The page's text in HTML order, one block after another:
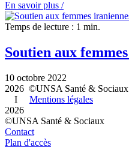
En savoir plus /
Temps de lecture : 1 min.
Soutien aux
10 octobre 2022
2026 ©UNSA Santé &
I Mentions légales
2026
©UNSA Santé & Sociaux
Contact
Plan d'accès